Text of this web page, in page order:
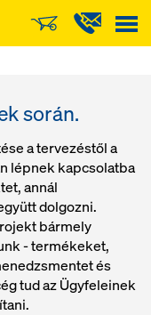
során.
a tervezéstől a
lépnek kapcsolatba
annál
dolgozni.
bármely
- termékeket,
és
tud az Ügyfeleinek